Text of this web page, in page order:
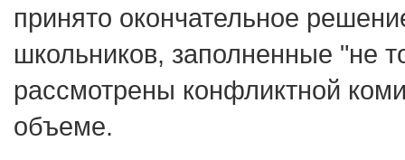
принято окончательное
школьников, заполненные "не
рассмотрены конфликтной
объеме.